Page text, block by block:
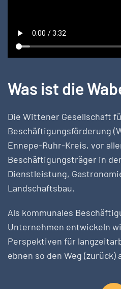
Was ist die
Die Wittener Gesellschaft
Beschäftigungsförderung
Ennepe-Ruhr-Kreis, vor
Beschäftigungsträger in
Dienstleistung,
Landschaftsbau.
Als kommunales
Unternehmen entwickeln
Perspektiven für
ebnen so den Weg